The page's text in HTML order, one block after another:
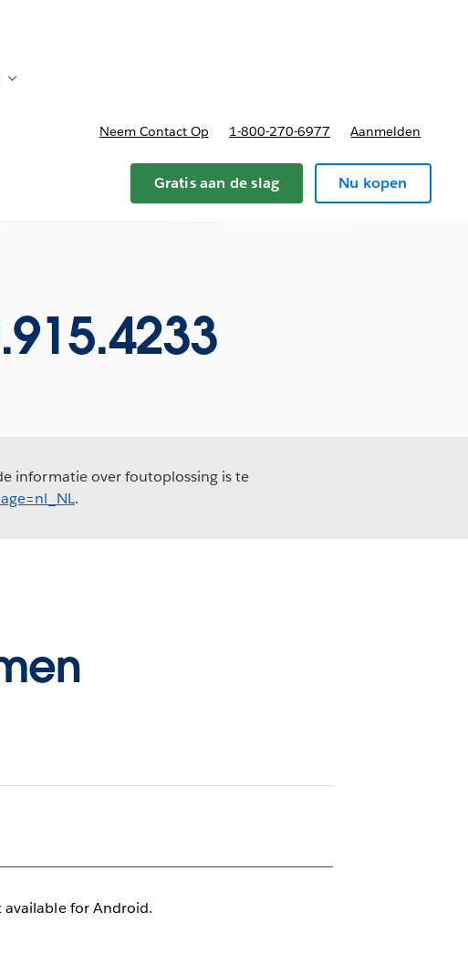
Toggle sub-navigation for Plannen en prijzen
Neem Contact Op 1-800-270-6977 Aanmelden
Gratis aan de slag Nu kopen
informatie over foutoplossing is te
.
available for Android.